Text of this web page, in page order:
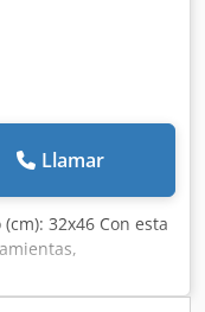
Llamar
32x46 Con esta
así como los
Af Hjr (véase